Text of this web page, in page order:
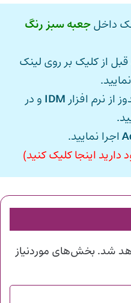
داخلجعبه سبز رنگ
قبل از کلیک بر روی لینک
از نرم افزار IDM و در
اجرا نمایید.
اینجا کلیک کنید)
شد. بخش‌های موردنیاز